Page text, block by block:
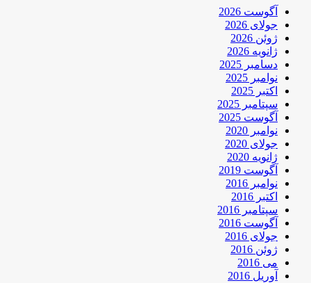
آگوست 2026
جولای 2026
ژوئن 2026
ژانویه 2026
دسامبر 2025
نوامبر 2025
اکتبر 2025
سپتامبر 2025
آگوست 2025
نوامبر 2020
جولای 2020
ژانویه 2020
آگوست 2019
نوامبر 2016
اکتبر 2016
سپتامبر 2016
آگوست 2016
جولای 2016
ژوئن 2016
می 2016
آوریل 2016